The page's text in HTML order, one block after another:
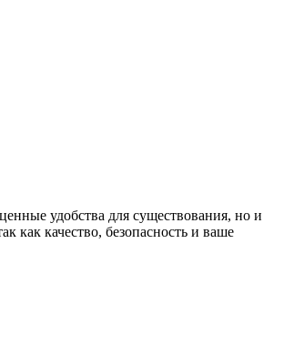
удобства для существования, но и
как качество, безопасность и ваше